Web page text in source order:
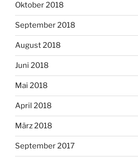
Oktober 2018
September 2018
August 2018
Juni 2018
Mai 2018
April 2018
März 2018
September 2017